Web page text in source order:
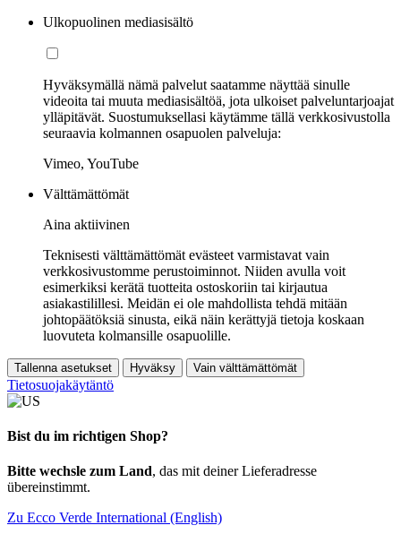
Ulkopuolinen mediasisältö
Hyväksymällä nämä palvelut saatamme näyttää sinulle
videoita tai muuta mediasisältöä, jota ulkoiset palveluntarjoajat
ylläpitävät. Suostumuksellasi käytämme tällä verkkosivustolla
seuraavia kolmannen osapuolen palveluja:
Vimeo, YouTube
Välttämättömät
Aina aktiivinen
Teknisesti välttämättömät evästeet varmistavat vain
verkkosivustomme perustoiminnot. Niiden avulla voit
esimerkiksi kerätä tuotteita ostoskoriin tai kirjautua
asiakastilillesi. Meidän ei ole mahdollista tehdä mitään
johtopäätöksiä sinusta, eikä näin kerättyjä tietoja koskaan
luovuteta kolmansille osapuolille.
Tallenna asetukset Hyväksy Vain välttämättömät
Tietosuojakäytäntö
Bist du im richtigen Shop?
Bitte wechsle zum Land, das mit deiner Lieferadresse
übereinstimmt.
Zu Ecco Verde International (English)